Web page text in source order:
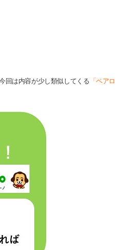
回は内容が少し類似してくる 「ペアロ